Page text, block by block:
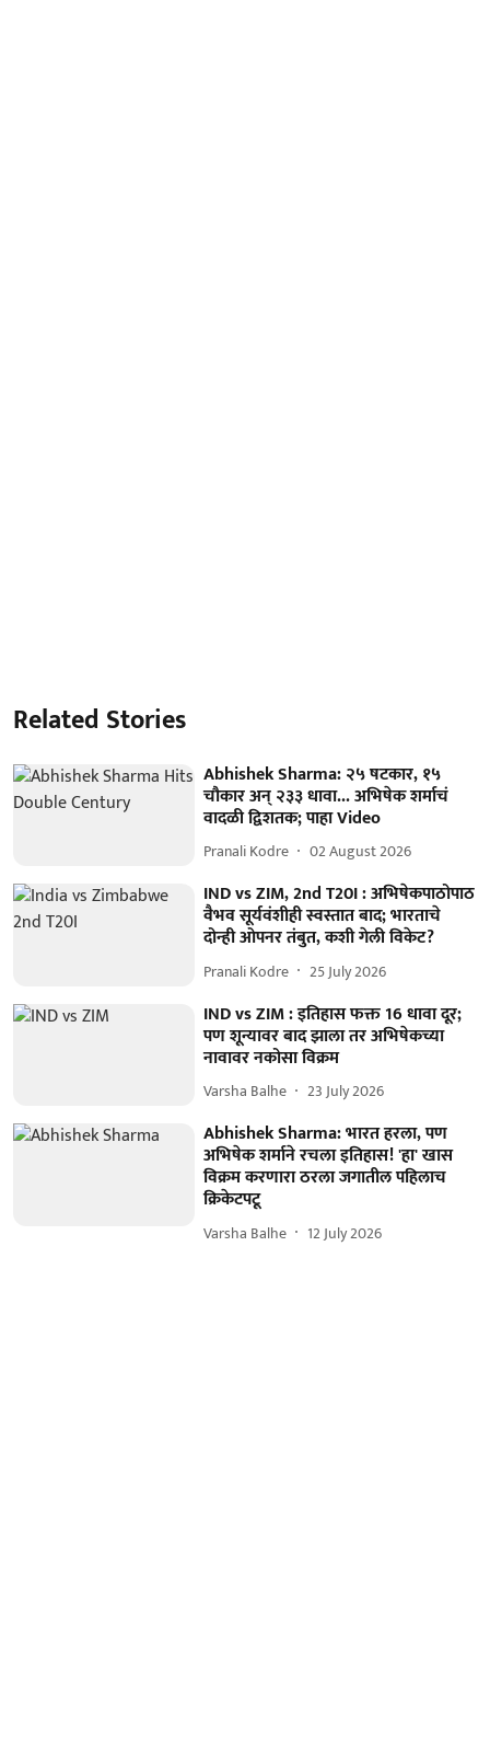
Related Stories
Abhishek Sharma: २५ षटकार, १५
चौकार अन् २३३ धावा... अभिषेक शर्माचं
वादळी द्विशतक; पाहा Video
Pranali Kodre 02 August 2026
IND vs ZIM, 2nd T20I : अभिषेकपाठोपाठ
वैभव सूर्यवंशीही स्वस्तात बाद; भारताचे
दोन्ही ओपनर तंबुत, कशी गेली विकेट?
Pranali Kodre 25 July 2026
IND vs ZIM : इतिहास फक्त 16 धावा दूर;
पण शून्यावर बाद झाला तर अभिषेकच्या
नावावर नकोसा विक्रम
Varsha Balhe 23 July 2026
Abhishek Sharma: भारत हरला, पण
अभिषेक शर्माने रचला इतिहास! 'हा' खास
विक्रम करणारा ठरला जगातील पहिलाच
क्रिकेटपटू
Varsha Balhe 12 July 2026